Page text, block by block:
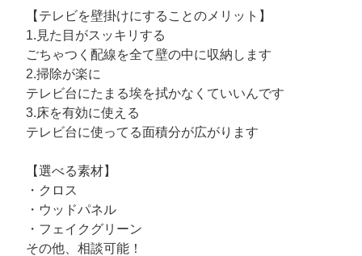
【テレビを壁掛けにすることのメリット】
1.見た目がスッキリする
ごちゃつく配線を全て壁の中に収納します
2.掃除が楽に
テレビ台にたまる埃を拭かなくていいんです
3.床を有効に使える
テレビ台に使ってる面積分が広がります
【選べる素材】
・クロス
・ウッドパネル
・フェイクグリーン
その他、相談可能！